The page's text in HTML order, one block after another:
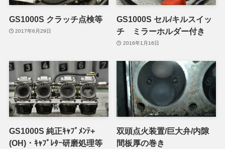
GS1000S クラッチ点検等
2017年6月29日
GS1000S セル/キルスイッ
チ ミラーホルダー付き
2016年1月16日
GS1000S 純正ｷｬﾌﾞﾒﾝﾃ+
(OH)・ｷｬﾌﾞﾚﾀｰ研磨処理等
双頭点火装置/巨大弁/内隙
間板厚の巻き